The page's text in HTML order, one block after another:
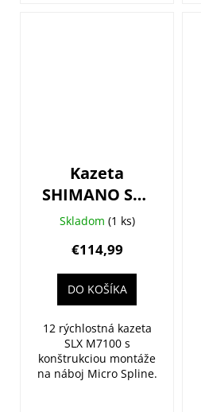
Kazeta
SHIMANO SLX
CS-M7100 12-
Skladom (1 ks)
€114,99
DO KOŠÍKA
12 rýchlostná kazeta
SLX M7100 s
konštrukciou montáže
na náboj Micro Spline.